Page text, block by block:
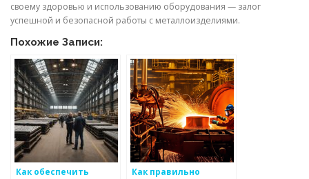
своему здоровью и использованию оборудования — залог
успешной и безопасной работы с металлоизделиями.
Похожие Записи:
Как обеспечить
Как правильно